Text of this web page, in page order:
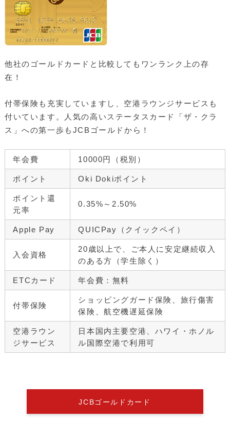
他社のゴールドカードと比較してもワンランク上の存
在！
付帯保険も充実していますし、空港ラウンジサービスも
付いています。人気の高いステータスカード「ザ・クラ
ス」への第一歩もJCBゴールドから！
年会費 10000円（税別）
ポイント Oki Dokiポイント
ポイント還
元率
0.35%～2.50%
Apple Pay QUICPay（クイックペイ）
入会資格
20歳以上で、ご本人に安定継続収入
のある方（学生除く）
ETCカード 年会費：無料
付帯保険
ショッピングガード保険、旅行傷害
保険、航空機遅延保険
空港ラウン
ジサービス
日本国内主要空港、ハワイ・ホノル
ル国際空港で利用可
JCBゴールドカード